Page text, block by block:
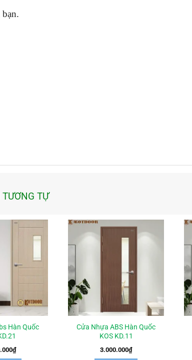
TỰ
Hàn Quốc
₫
Cửa Nhựa ABS Hàn Quốc
KOS KD.11
3.000.000₫